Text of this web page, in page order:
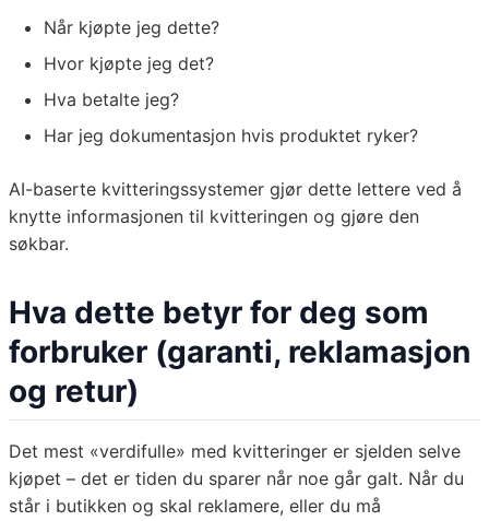
Når kjøpte jeg dette?
Hvor kjøpte jeg det?
Hva betalte jeg?
Har jeg dokumentasjon hvis produktet ryker?
AI-baserte kvitteringssystemer gjør dette lettere ved å
knytte informasjonen til kvitteringen og gjøre den
søkbar.
Hva dette betyr for deg som
forbruker (garanti, reklamasjon
og retur)
Det mest «verdifulle» med kvitteringer er sjelden selve
kjøpet – det er tiden du sparer når noe går galt. Når du
står i butikken og skal reklamere, eller du må